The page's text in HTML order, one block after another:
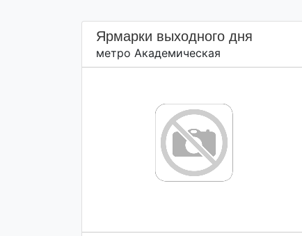
Ярмарки выходного дня
метро Академическая